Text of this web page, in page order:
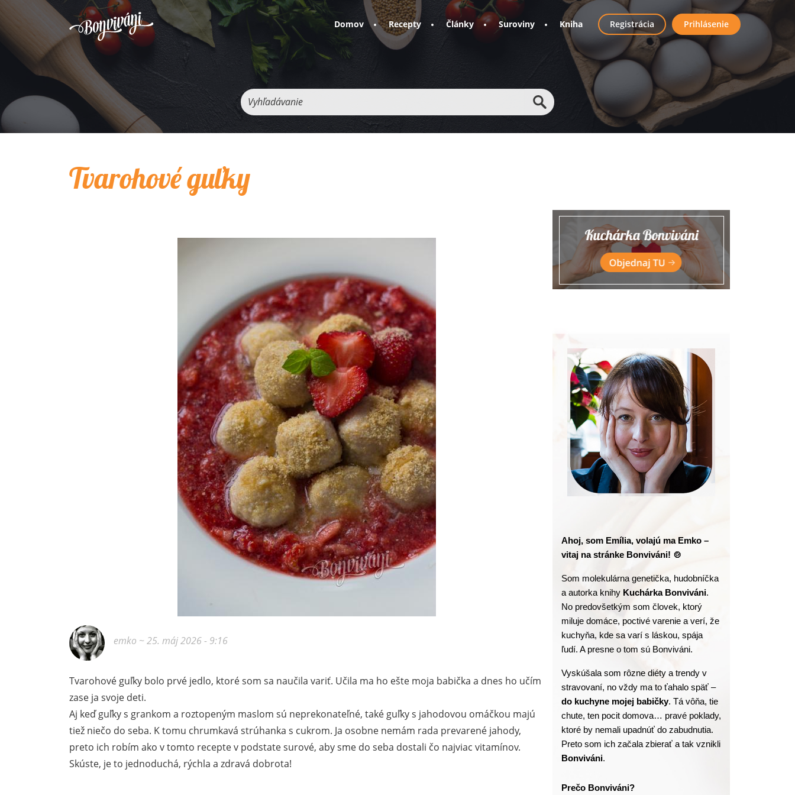
Domov Recepty Články Suroviny Kniha
User
account
menu
Registrácia Prihlásenie
Vyhľadávanie
Tvarohové guľky
emko ~ 25. máj 2026 - 9:16
Tvarohové guľky bolo prvé jedlo, ktoré som sa naučila variť. Učila ma ho ešte moja babička a dnes ho učím
zase ja svoje deti.
Aj keď guľky s grankom a roztopeným maslom sú neprekonateľné, také guľky s jahodovou omáčkou majú
tiež niečo do seba. K tomu chrumkavá strúhanka s cukrom. Ja osobne nemám rada prevarené jahody,
preto ich robím ako v tomto recepte v podstate surové, aby sme do seba dostali čo najviac vitamínov.
Skúste, je to jednoduchá, rýchla a zdravá dobrota!
Ahoj, som Emília, volajú ma Emko –
vitaj na stránke Bonviváni! 🍲
Som molekulárna genetička, hudobníčka
a autorka knihy Kuchárka Bonviváni.
No predovšetkým som človek, ktorý
miluje domáce, poctivé varenie a verí, že
kuchyňa, kde sa varí s láskou, spája
ľudí. A presne o tom sú Bonviváni.
Vyskúšala som rôzne diéty a trendy v
stravovaní, no vždy ma to ťahalo späť –
do kuchyne mojej babičky. Tá vôňa, tie
chute, ten pocit domova… pravé poklady,
ktoré by nemali upadnúť do zabudnutia.
Bonviváni.
Prečo Bonviváni?